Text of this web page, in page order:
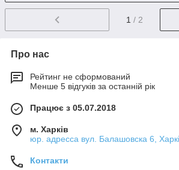
1 / 2
Про нас
Рейтинг не сформований
Менше 5 відгуків за останній рік
Працює з 05.07.2018
м. Харків
юр. адресса вул. Балашовска 6,
Контакти